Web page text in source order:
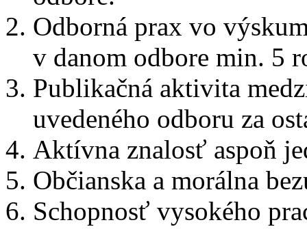
Odborná prax vo
v danom odbore min. 5
Publikačná aktivita
uvedeného odboru za
Aktívna znalosť aspoň
Občianska a morálna
Schopnosť vysokého